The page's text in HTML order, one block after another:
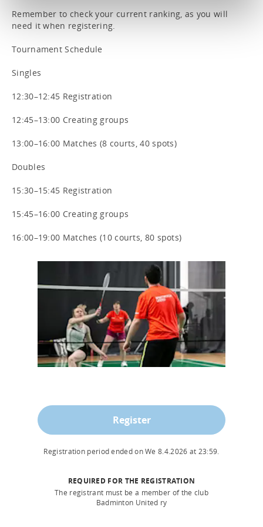
Remember to check your current ranking, as you will
need it when registering.
Tournament Schedule
Singles
12:30–12:45 Registration
12:45–13:00 Creating groups
13:00–16:00 Matches (8 courts, 40 spots)
Doubles
15:30–15:45 Registration
15:45–16:00 Creating groups
16:00–19:00 Matches (10 courts, 80 spots)
Register
Registration period ended onWe 8.4.2026 at 23:59.
REQUIRED FOR THE REGISTRATION
The registrant must be a member of the club
Badminton United ry